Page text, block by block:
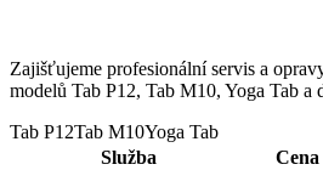
Zajišťujeme profesionální servis a
modelů Tab P12, Tab M10, Yoga Tab a
Tab P12Tab M10Yoga Tab
Služba
Cena